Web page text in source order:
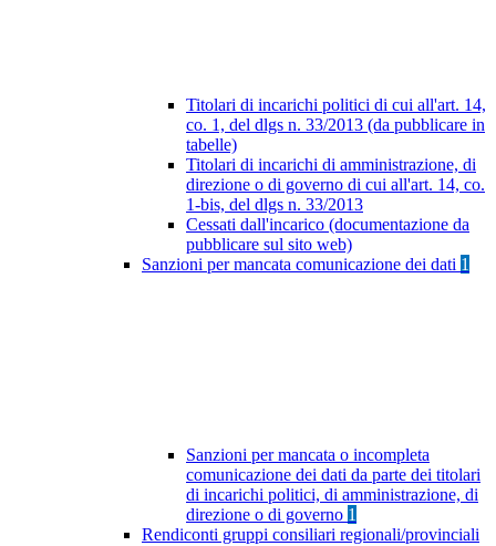
Titolari di incarichi politici di cui all'art. 14,
co. 1, del dlgs n. 33/2013 (da pubblicare in
tabelle)
Titolari di incarichi di amministrazione, di
direzione o di governo di cui all'art. 14, co.
1-bis, del dlgs n. 33/2013
Cessati dall'incarico (documentazione da
pubblicare sul sito web)
Sanzioni per mancata comunicazione dei dati 1
Sanzioni per mancata o incompleta
comunicazione dei dati da parte dei titolari
di incarichi politici, di amministrazione, di
direzione o di governo 1
Rendiconti gruppi consiliari regionali/provinciali